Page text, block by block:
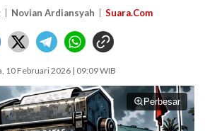
Novian Ardiansyah Suara.Com
10 Februari 2026 | 09:09 WIB
Perbesar